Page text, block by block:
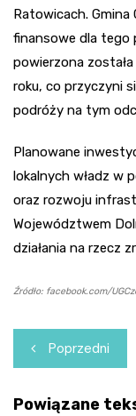
Ratowicach. Gmina
finansowe dla tego
powierzona
roku, co przyczyni
podróży na tym
Planowane
lokalnych władz w
oraz rozwoju
Województwem
działania na rzecz
Źródło: facebook.com/
wpisu
Poprzedni
Powiązane